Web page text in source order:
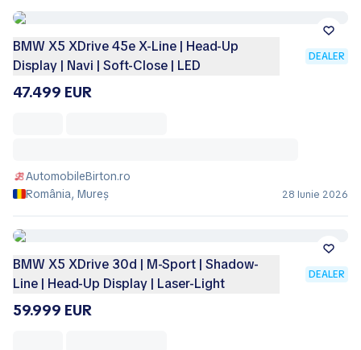
BMW X5 XDrive 45e X-Line | Head-Up
Display | Navi | Soft-Close | LED
DEALER
47.499 EUR
AutomobileBirton.ro
România, Mureș
28 Iunie 2026
BMW X5 XDrive 30d | M-Sport | Shadow-
Line | Head-Up Display | Laser-Light
DEALER
59.999 EUR